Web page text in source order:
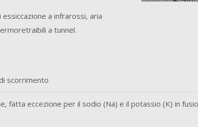
a infrarossi, aria
a tunnel.
scorrimento
fatta eccezione per il sodio (Na) e il potassio (K) in